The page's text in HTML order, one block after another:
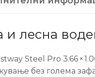
и лесна
Steel Pro 3.66 ×
без голема